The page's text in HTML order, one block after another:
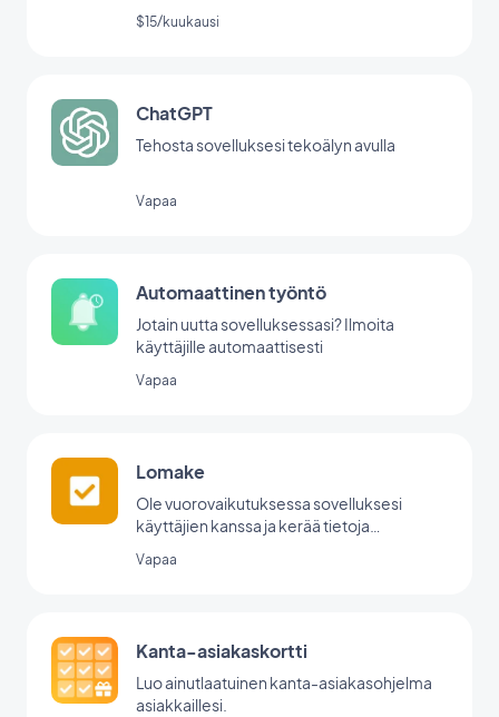
$15/kuukausi
ChatGPT
Tehosta sovelluksesi tekoälyn avulla
Vapaa
Automaattinen työntö
Jotain uutta sovelluksessasi? Ilmoita
käyttäjille automaattisesti
Vapaa
Lomake
Ole vuorovaikutuksessa sovelluksesi
käyttäjien kanssa ja kerää tietoja
Vapaa
Kanta-asiakaskortti
Luo ainutlaatuinen kanta-asiakasohjelma
asiakkaillesi.